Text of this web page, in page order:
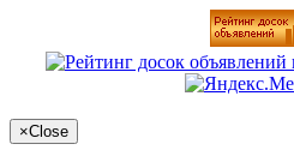
×Close